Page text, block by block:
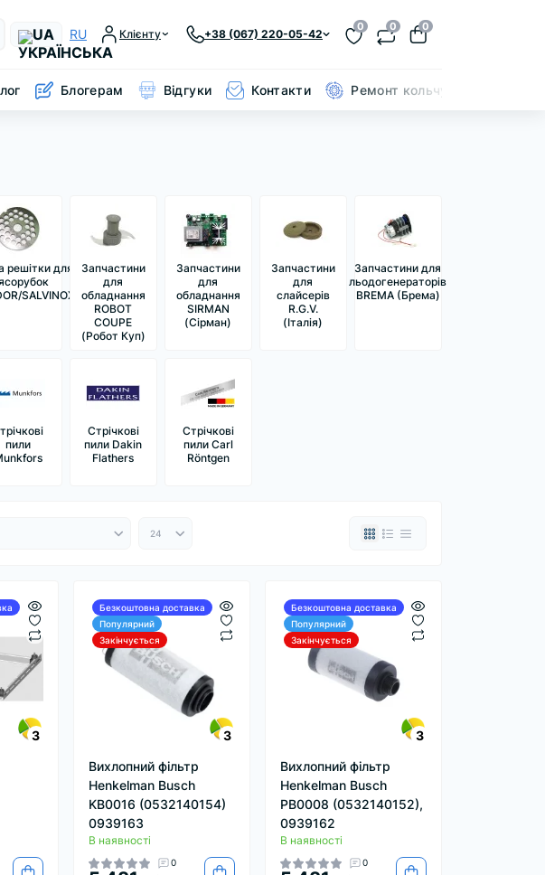
UA RU Клієнту +38 (067) 220-05-42
0 0 0
Блогерам Відгуки Контакти Ремонт кольчуги
решітки для
SALVINOX
Запчастини
для
обладнання
ROBOT
COUPE
(Робот Куп)
Запчастини
для
обладнання
SIRMAN
(Сірман)
Запчастини
для
слайсерів
R.G.V.
(Італія)
Запчастини для
льодогенераторів
BREMA (Брема)
пили
Стрічкові
пили Dakin
Flathers
Стрічкові
пили Carl
Röntgen
3
Безкоштовна доставка
Популярний
Закінчується
3
Вихлопний фільтр
Henkelman Busch
KB0016 (0532140154)
0939163
В наявності
0
Безкоштовна доставка
Популярний
Закінчується
3
Вихлопний фільтр
Henkelman Busch
PB0008 (0532140152),
0939162
В наявності
0